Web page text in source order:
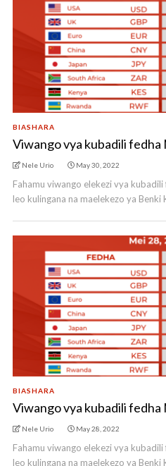
BIASHARA
Viwango vya kubadili fedha
Nele Urio May 30, 2022
Fahamu viwango elekezi vya kubadili
leo kulingana na maelekezo ya Benki
BIASHARA
Viwango vya kubadili fedha
Nele Urio May 28, 2022
Fahamu viwango elekezi vya kubadili
leo kulingana na maelekezo ya Benki